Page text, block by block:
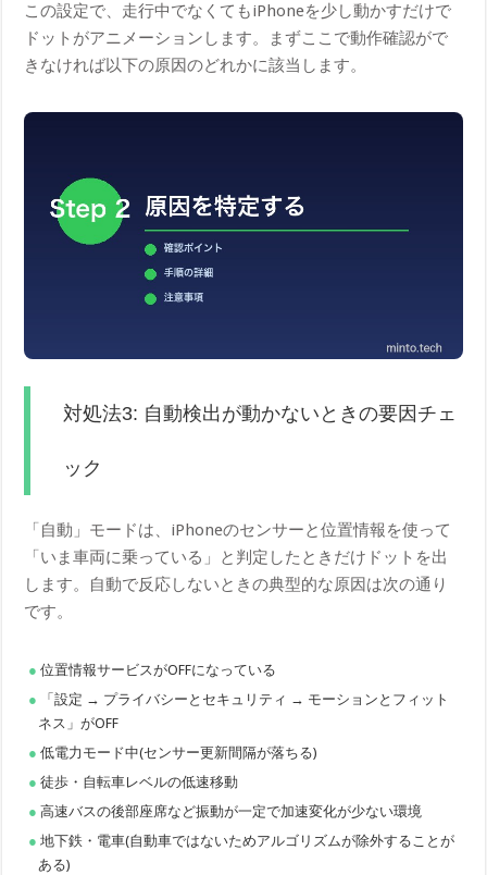
この設定で、走行中でなくてもiPhoneを少し動かすだけで
ドットがアニメーションします。まずここで動作確認がで
きなければ以下の原因のどれかに該当します。
対処法3: 自動検出が動かないときの要因チェ
ック
「自動」モードは、iPhoneのセンサーと位置情報を使って
「いま車両に乗っている」と判定したときだけドットを出
します。自動で反応しないときの典型的な原因は次の通り
です。
位置情報サービスがOFFになっている
「設定 → プライバシーとセキュリティ → モーションとフィット
ネス」がOFF
低電力モード中(センサー更新間隔が落ちる)
徒歩・自転車レベルの低速移動
高速バスの後部座席など振動が一定で加速変化が少ない環境
地下鉄・電車(自動車ではないためアルゴリズムが除外することが
ある)